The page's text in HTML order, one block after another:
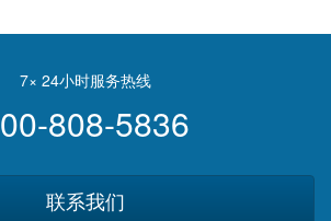
7× 24小时服务热线
808-5836
联系我们